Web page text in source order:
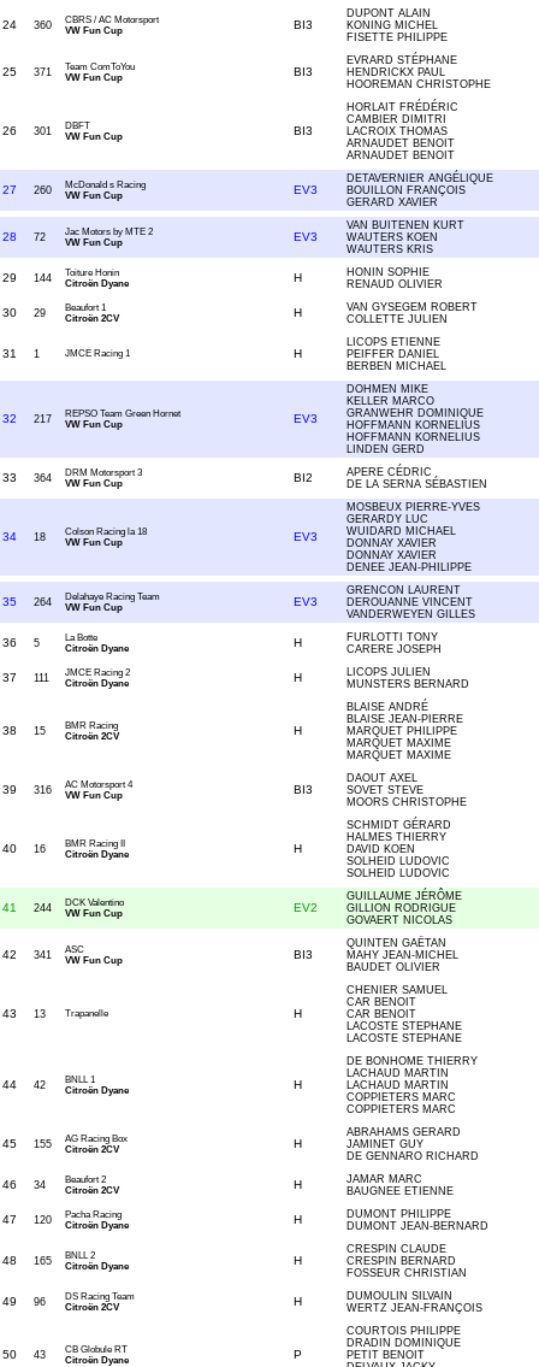
24 360
CBRS / AC Motorsport
VW Fun Cup
BI3
DUPONT ALAIN
KONING MICHEL
FISETTE PHILIPPE
25 371
Team ComToYou
VW Fun Cup
BI3
EVRARD STÉPHANE
HENDRICKX PAUL
HOOREMAN CHRISTOPHE
26 301
DBFT
VW Fun Cup
BI3
HORLAIT FRÉDÉRIC
CAMBIER DIMITRI
LACROIX THOMAS
ARNAUDET BENOIT
ARNAUDET BENOIT
27 260
McDonald s Racing
VW Fun Cup
EV3
DETAVERNIER ANGÉLIQUE
BOUILLON FRANÇOIS
GERARD XAVIER
28 72
Jac Motors by MTE 2
VW Fun Cup
EV3
VAN BUITENEN KURT
WAUTERS KOEN
WAUTERS KRIS
29 144
Toiture Honin
Citroën Dyane
H
HONIN SOPHIE
RENAUD OLIVIER
30 29
Beaufort 1
Citroën 2CV
H
VAN GYSEGEM ROBERT
COLLETTE JULIEN
31 1 JMCE Racing 1 H
LICOPS ETIENNE
PEIFFER DANIEL
BERBEN MICHAEL
32 217
REPSO Team Green Hornet
VW Fun Cup
EV3
DOHMEN MIKE
KELLER MARCO
GRANWEHR DOMINIQUE
HOFFMANN KORNELIUS
HOFFMANN KORNELIUS
LINDEN GERD
33 364
DRM Motorsport 3
VW Fun Cup
BI2
APERE CÉDRIC
DE LA SERNA SÉBASTIEN
34 18
Colson Racing la 18
VW Fun Cup
EV3
MOSBEUX PIERRE-YVES
GERARDY LUC
WUIDARD MICHAEL
DONNAY XAVIER
DONNAY XAVIER
DENEE JEAN-PHILIPPE
35 264
Delahaye Racing Team
VW Fun Cup
EV3
GRENCON LAURENT
DEROUANNE VINCENT
VANDERWEYEN GILLES
36 5
La Botte
Citroën Dyane
H
FURLOTTI TONY
CARERE JOSEPH
37 111
JMCE Racing 2
Citroën Dyane
H
LICOPS JULIEN
MUNSTERS BERNARD
38 15
BMR Racing
Citroën 2CV
H
BLAISE ANDRÉ
BLAISE JEAN-PIERRE
MARQUET PHILIPPE
MARQUET MAXIME
MARQUET MAXIME
39 316
AC Motorsport 4
VW Fun Cup
BI3
DAOUT AXEL
SOVET STEVE
MOORS CHRISTOPHE
40 16
BMR Racing II
Citroën Dyane
H
SCHMIDT GÉRARD
HALMES THIERRY
DAVID KOEN
SOLHEID LUDOVIC
SOLHEID LUDOVIC
41 244
DCK Valentino
VW Fun Cup
EV2
GUILLAUME JÉRÔME
GILLION RODRIGUE
GOVAERT NICOLAS
42 341
ASC
VW Fun Cup
BI3
QUINTEN GAËTAN
MAHY JEAN-MICHEL
BAUDET OLIVIER
43 13 Trapanelle H
CHENIER SAMUEL
CAR BENOIT
CAR BENOIT
LACOSTE STEPHANE
LACOSTE STEPHANE
44 42
BNLL 1
Citroën Dyane
H
DE BONHOME THIERRY
LACHAUD MARTIN
LACHAUD MARTIN
COPPIETERS MARC
COPPIETERS MARC
45 155
AG Racing Box
Citroën 2CV
H
ABRAHAMS GERARD
JAMINET GUY
DE GENNARO RICHARD
46 34
Beaufort 2
Citroën 2CV
H
JAMAR MARC
BAUGNEE ETIENNE
47 120
Pacha Racing
Citroën Dyane
H
DUMONT PHILIPPE
DUMONT JEAN-BERNARD
48 165
BNLL 2
Citroën Dyane
H
CRESPIN CLAUDE
CRESPIN BERNARD
FOSSEUR CHRISTIAN
49 96
DS Racing Team
Citroën 2CV
H
DUMOULIN SILVAIN
WERTZ JEAN-FRANÇOIS
50 43
CB Globule RT
Citroën Dyane
P
COURTOIS PHILIPPE
DRADIN DOMINIQUE
PETIT BENOIT